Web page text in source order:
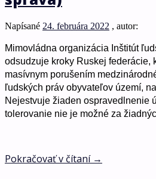
Napísané 24. februára 2022 , autor:
Mimovládna organizácia Inštitút
odsudzuje kroky Ruskej federácie,
masívnym porušením
ľudských práv obyvateľov území,
Nejestvuje žiaden ospravedlnenie
tolerovanie nie je možné za
Pokračovať v čítaní →